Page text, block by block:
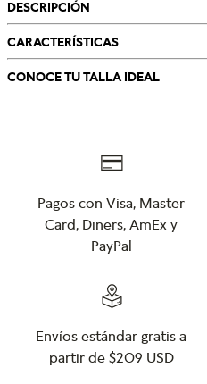
DESCRIPCIÓN
CARACTERÍSTICAS
CONOCE TU TALLA IDEAL
Pagos con Visa, Master
Card, Diners, AmEx y
PayPal
Envíos estándar gratis a
partir de $209 USD